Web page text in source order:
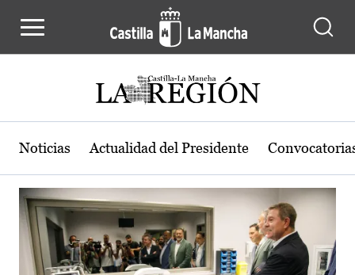
Actualidad de la región de Castilla-
Noticias Actualidad del Presidente